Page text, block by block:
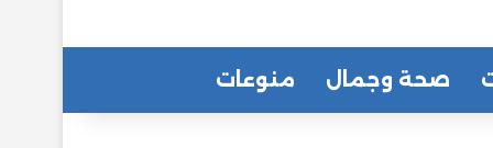
صحة وجمال منوعات